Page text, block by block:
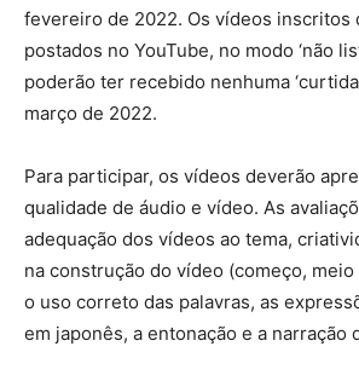
fevereiro de 2022. Os vídeos inscritos
postados no YouTube, no modo ‘não
poderão ter recebido nenhuma
março de 2022.
Para participar, os vídeos deverão
qualidade de áudio e vídeo. As
adequação dos vídeos ao tema,
na construção do vídeo (começo,
o uso correto das palavras, as
em japonês, a entonação e a narração